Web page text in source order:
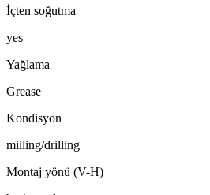
İçten soğutma
yes
Yağlama
Grease
Kondisyon
milling/drilling
Montaj yönü (V-H)